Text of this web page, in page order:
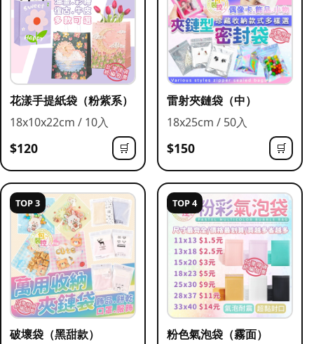
花漾手提紙袋（粉紫系）
18x10x22cm / 10入
$120 🛒
雷射夾鏈袋（中）
18x25cm / 50入
$150 🛒
TOP 3
破壞袋（黑甜款）
TOP 4
粉色氣泡袋（霧面）